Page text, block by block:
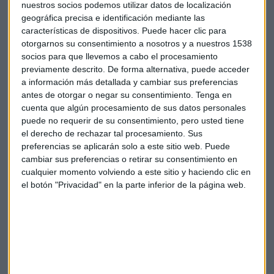
nuestros socios podemos utilizar datos de localización
geográfica precisa e identificación mediante las
características de dispositivos. Puede hacer clic para
otorgarnos su consentimiento a nosotros y a nuestros 1538
socios para que llevemos a cabo el procesamiento
previamente descrito. De forma alternativa, puede acceder
a información más detallada y cambiar sus preferencias
antes de otorgar o negar su consentimiento. Tenga en
cuenta que algún procesamiento de sus datos personales
puede no requerir de su consentimiento, pero usted tiene
el derecho de rechazar tal procesamiento. Sus
preferencias se aplicarán solo a este sitio web. Puede
cambiar sus preferencias o retirar su consentimiento en
cualquier momento volviendo a este sitio y haciendo clic en
el botón "Privacidad" en la parte inferior de la página web.
Empresas Economía Televisión Apple tv
Rumores Accesorios Moto 360 Sony xperia
Suscríbete a nuestros boletines